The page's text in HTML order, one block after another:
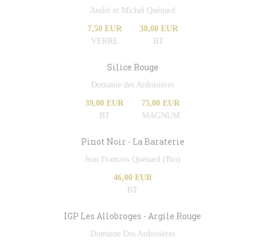
André et Michel Quénard
7,50 EUR
VERRE
38,00 EUR
BT
Silice Rouge
Domaine des Ardoisières
39,00 EUR
BT
75,00 EUR
MAGNUM
Pinot Noir - La Baraterie
Jean Francois Quénard (Bio)
46,00 EUR
BT
IGP Les Allobroges - Argile Rouge
Domaine Des Ardoisières